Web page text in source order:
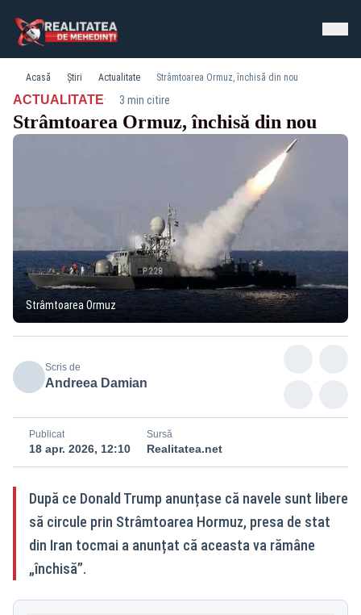
Acasă Știri Actualitate Strâmtoarea Ormuz, închisă din nou
ACTUALITATE· 3 min citire
Strâmtoarea Ormuz, închisă din nou
Strâmtoarea Ormuz
Scris de
Andreea Damian
Publicat
18 apr. 2026, 12:10
Sursă
Realitatea.net
După ce Donald Trump anunțase că navele sunt libere
să circule prin Strâmtoarea Hormuz, presa de stat
din Iran tocmai a anunțat că aceasta va rămâne
„închisă”.